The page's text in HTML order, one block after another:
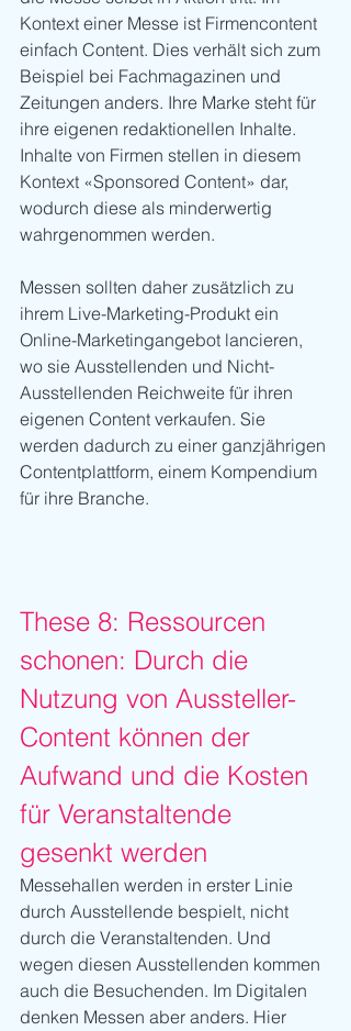
Kontext einer Messe ist Firmencontent
einfach Content. Dies verhält sich zum
Beispiel bei Fachmagazinen und
Zeitungen anders. Ihre Marke steht für
ihre eigenen redaktionellen Inhalte.
Inhalte von Firmen stellen in diesem
Kontext «Sponsored Content» dar,
wodurch diese als minderwertig
wahrgenommen werden.
Messen sollten daher zusätzlich zu
ihrem Live-Marketing-Produkt ein
Online-Marketingangebot lancieren,
wo sie Ausstellenden und Nicht-
Ausstellenden Reichweite für ihren
eigenen Content verkaufen. Sie
werden dadurch zu einer ganzjährigen
Contentplattform, einem Kompendium
für ihre Branche.
These 8: Ressourcen
schonen: Durch die
Nutzung von Aussteller-
Content können der
Aufwand und die Kosten
für Veranstaltende
gesenkt werden
Messehallen werden in erster Linie
durch Ausstellende bespielt, nicht
durch die Veranstaltenden. Und
wegen diesen Ausstellenden kommen
auch die Besuchenden. Im Digitalen
denken Messen aber anders. Hier